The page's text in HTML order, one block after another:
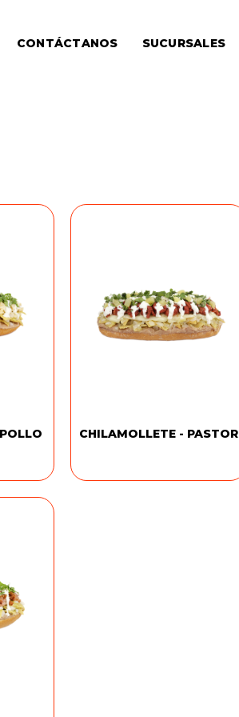
CONTÁCTANOS SUCURSALES
CHILAMOLLETE - PASTOR